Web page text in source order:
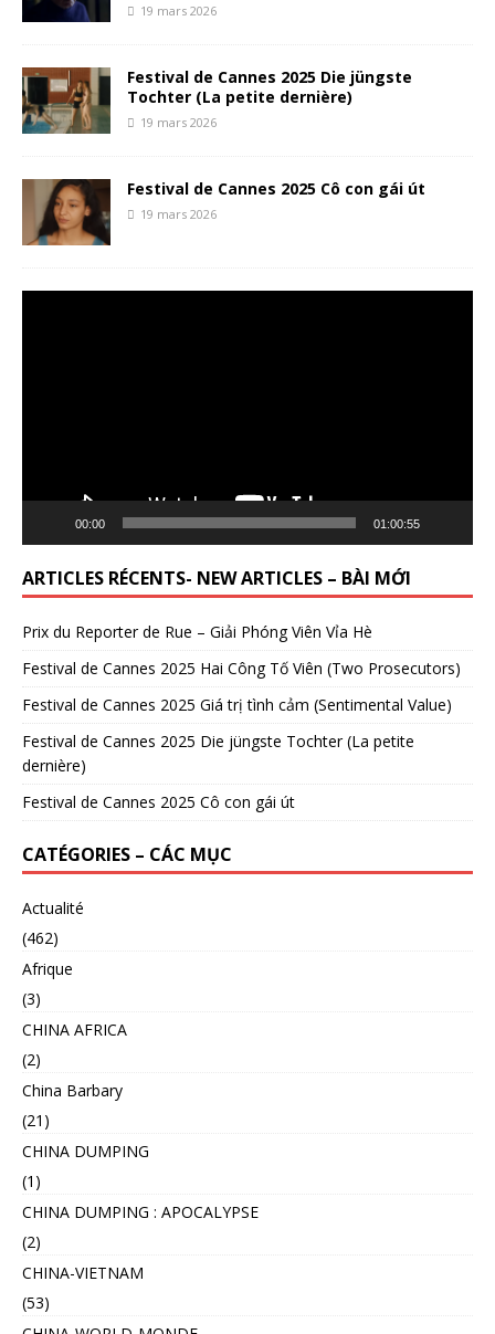
19 mars 2026
Festival de Cannes 2025 Die jüngste
Tochter (La petite dernière)
19 mars 2026
Festival de Cannes 2025 Cô con gái út
19 mars 2026
00:00 01:00:55
ARTICLES RÉCENTS- NEW ARTICLES – BÀI MỚI
Prix du Reporter de Rue – Giải Phóng Viên Vỉa Hè
Festival de Cannes 2025 Hai Công Tố Viên (Two Prosecutors)
Festival de Cannes 2025 Giá trị tình cảm (Sentimental Value)
Festival de Cannes 2025 Die jüngste Tochter (La petite
dernière)
Festival de Cannes 2025 Cô con gái út
CATÉGORIES – CÁC MỤC
Actualité
(462)
Afrique
(3)
CHINA AFRICA
(2)
China Barbary
(21)
CHINA DUMPING
(1)
CHINA DUMPING : APOCALYPSE
(2)
CHINA-VIETNAM
(53)